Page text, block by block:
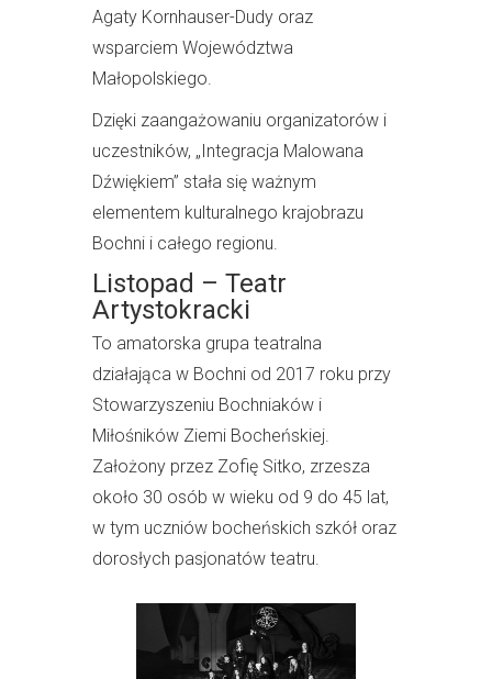
Agaty Kornhauser-Dudy oraz
wsparciem Województwa
Małopolskiego.
Dzięki zaangażowaniu organizatorów i
uczestników, „Integracja Malowana
Dźwiękiem” stała się ważnym
elementem kulturalnego krajobrazu
Bochni i całego regionu.
Listopad – Teatr
Artystokracki
To amatorska grupa teatralna
działająca w Bochni od 2017 roku przy
Stowarzyszeniu Bochniaków i
Miłośników Ziemi Bocheńskiej.
Założony przez Zofię Sitko, zrzesza
około 30 osób w wieku od 9 do 45 lat,
w tym uczniów bocheńskich szkół oraz
dorosłych pasjonatów teatru.